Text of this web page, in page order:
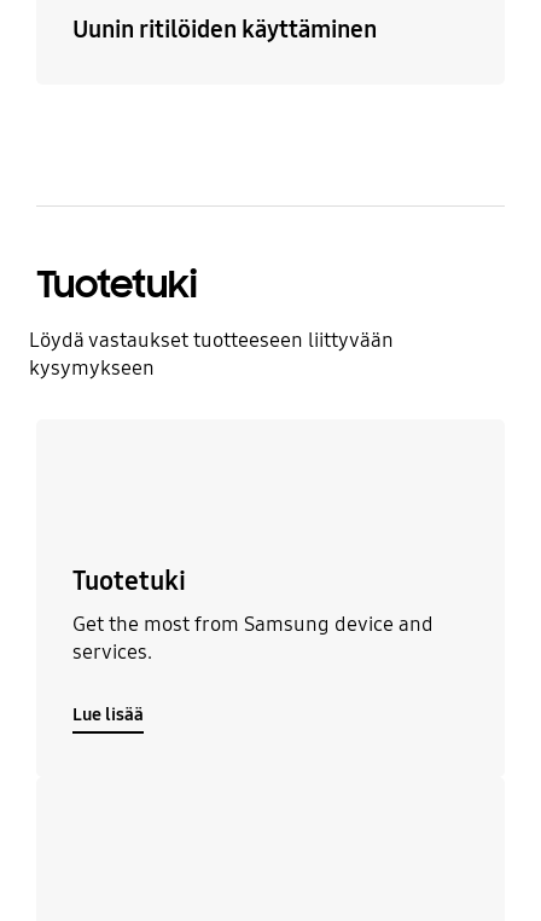
Uunin ritilöiden käyttäminen
Tuotetuki
Löydä vastaukset tuotteeseen liittyvään
kysymykseen
Tuotetuki
Get the most from Samsung device and
services.
Lue lisää